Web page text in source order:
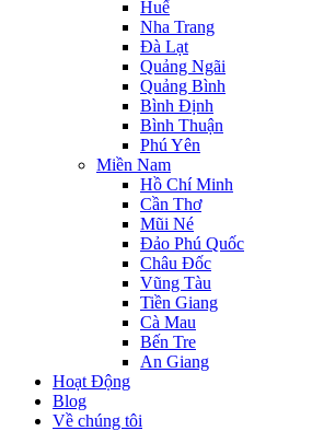
Huế
Nha Trang
Đà Lạt
Quảng Ngãi
Quảng Bình
Bình Định
Bình Thuận
Phú Yên
Miền Nam
Hồ Chí Minh
Cần Thơ
Mũi Né
Đảo Phú Quốc
Châu Đốc
Vũng Tàu
Tiền Giang
Cà Mau
Bến Tre
An Giang
Hoạt Động
Blog
Về chúng tôi